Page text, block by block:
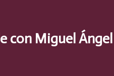
con Miguel Ángel